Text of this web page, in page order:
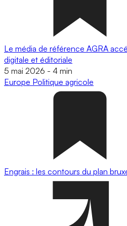
Le média de référence AGRA
digitale et éditoriale
5 mai 2026 - 4 min
Europe Politique agricole
Engrais : les contours du plan